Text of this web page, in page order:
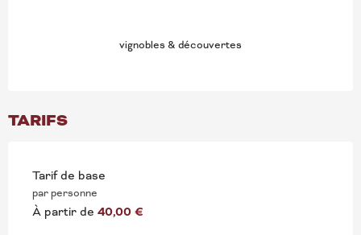
vignobles & découvertes
TARIFS
Tarif de base
par personne
À partir de 40,00 €